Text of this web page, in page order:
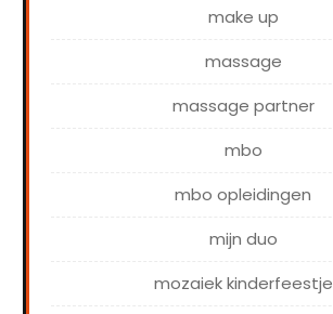
make up
massage
massage partner
mbo
mbo opleidingen
mijn duo
mozaiek kinderfeestje